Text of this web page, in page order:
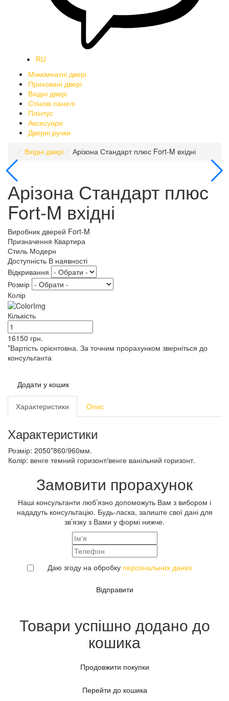
RU
Міжкімнатні двері
Приховані двері
Вхідні двері
Стінові панелі
Плінтус
Аксесуари
Дверні ручки
Вхідні двері
Арізона Стандарт плюс Fort-M вхідні
Арізона Стандарт плюс
Fort-M вхідні
Виробник дверей Fort-M
Призначення Квартира
Стиль Модерн
Доступність В наявності
Відкривання
Розмір
Колір
Кількість
16150 грн.
*Вартість орієнтовна. За точним прорахунком зверніться до
консультанта
Додати у кошик
Характеристики Опис
Характеристики
Розмір: 2050*860/960мм.
Колір: венге темний горизонт/венге ванільний горизонт.
Замовити прорахунок
Наші консультанти люб’язно допоможуть Вам з вибором і
нададуть консультацію. Будь-ласка, залиште свої дані для
зв’язку з Вами у формі нижче.
Даю згоду на обробку персональних даних
Відправити
Товари успішно додано до
кошика
Продовжити покупки
Перейти до кошика